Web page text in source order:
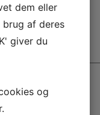
her.
dem eller
brug af deres
giver du
og
.